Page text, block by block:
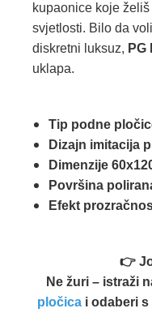
kupaonice koje
svjetlosti. Bilo da
diskretni luksuz, PG
uklapa.
Tip podne
Dizajn imitacija
Dimenzije
Površina
Efekt
👉
Ne žuri – istraži
pločicai odaberi s